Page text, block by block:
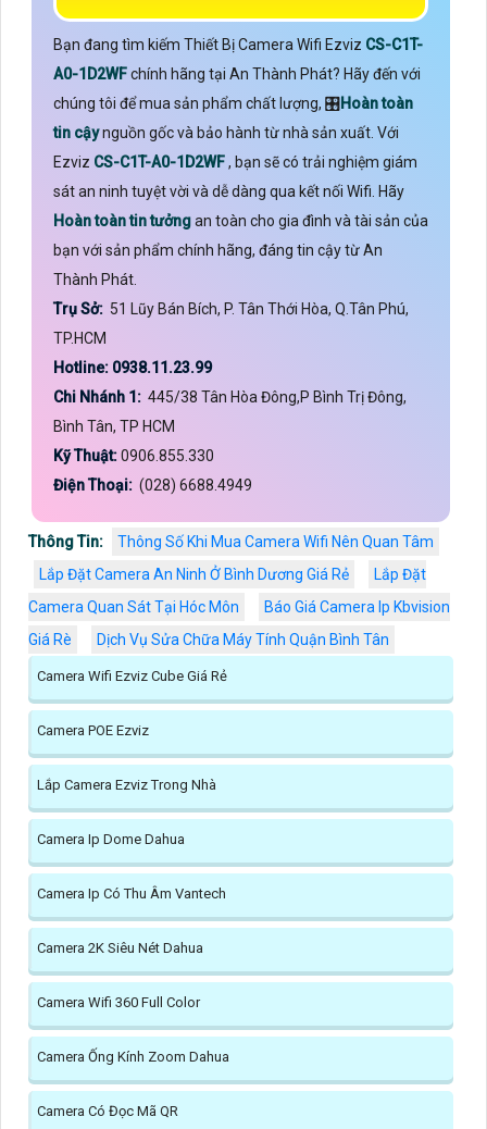
Bạn đang tìm kiếm Thiết Bị Camera Wifi Ezviz CS-C1T-
A0-1D2WFchính hãng tại An Thành Phát? Hãy đến với
chúng tôi để mua sản phẩm chất lượng, 🎛 Hoàn toàn
tin cậynguồn gốc và bảo hành từ nhà sản xuất. Với
Ezviz CS-C1T-A0-1D2WF, bạn sẽ có trải nghiệm giám
sát an ninh tuyệt vời và dễ dàng qua kết nối Wifi. Hãy
Hoàn toàn tin tưởngan toàn cho gia đình và tài sản của
bạn với sản phẩm chính hãng, đáng tin cậy từ An
Thành Phát.
Trụ Sở: 51 Lũy Bán Bích, P. Tân Thới Hòa, Q.Tân Phú,
TP.HCM
Hotline: 0938.11.23.99
Chi Nhánh 1: 445/38 Tân Hòa Đông,P Bình Trị Đông,
Bình Tân, TP HCM
Kỹ Thuật:0906.855.330
Điện Thoại: (028) 6688.4949
Thông Tin:
Thông Số Khi Mua Camera Wifi Nên Quan Tâm
Lắp Đặt Camera An Ninh Ở Bình Dương Giá Rẻ
Lắp Đặt
Camera Quan Sát Tại Hóc Môn
Báo Giá Camera Ip Kbvision
Giá Rè
Dịch Vụ Sửa Chữa Máy Tính Quận Bình Tân
Camera Wifi Ezviz Cube Giá Rẻ
Camera POE Ezviz
Lắp Camera Ezviz Trong Nhà
Camera Ip Dome Dahua
Camera Ip Có Thu Âm Vantech
Camera 2K Siêu Nét Dahua
Camera Wifi 360 Full Color
Camera Ống Kính Zoom Dahua
Camera Có Đọc Mã QR